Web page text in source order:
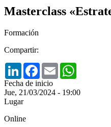
Masterclass
Formación
Compartir:
LinkedInFacebook
Email
Fecha de inicio
Jue, 21/03/2024 - 19:00
Lugar
Online